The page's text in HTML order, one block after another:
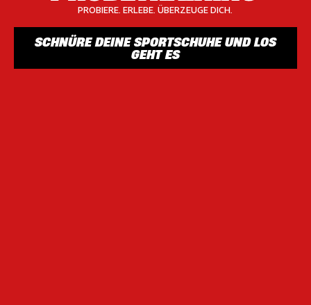
PROBIERE. ERLEBE. ÜBERZEUGE DICH.
SCHNÜRE DEINE SPORTSCHUHE UND LOS
GEHT ES